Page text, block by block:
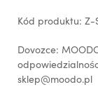
Kód produktu: Z-
Dovozce:
sklep@moodo.pl